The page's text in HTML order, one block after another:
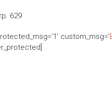
629
custom_msg='